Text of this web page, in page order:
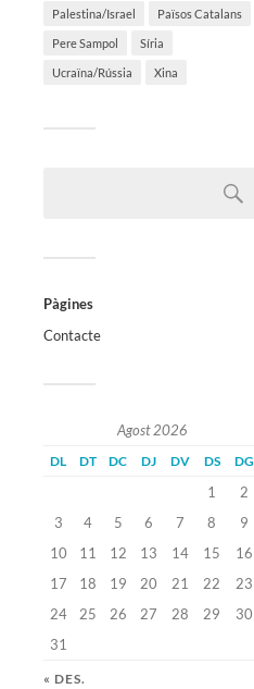
Palestina/Israel Països Catalans
Pere Sampol Síria
Ucraïna/Rússia Xina
Pàgines
Contacte
Agost 2026
DL DT DC DJ DV DS DG
1
2
3
4 5 6 7 8
9
10
11 12 13 14 15
16
17
18 19 20 21 22
23
24
25 26 27 28 29
30
31
« DES.